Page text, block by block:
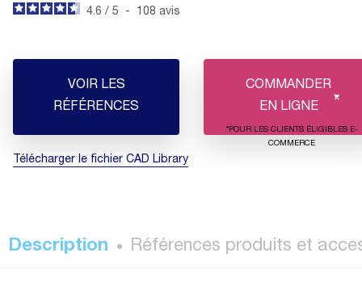
4.6 / 5 - 108 avis
VOIR LES
RÉFÉRENCES
COMMANDER
EN LIGNE
*POUR LES CLIENTS ÉLIGIBLES E-
COMMERCE
Télécharger le fichier CAD Library
Description Références produits et